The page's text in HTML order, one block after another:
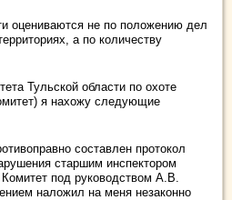
оцениваются не по положению дел
а по количеству
Тульской области по охоте
я нахожу следующие
составлен протокол
старшим инспектором
под руководством А.В.
наложил на меня незаконно